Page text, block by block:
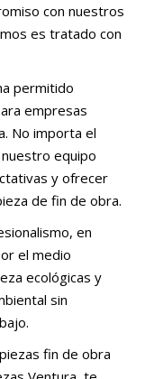
con nuestros
es tratado con
permitido
empresas
No importa el
equipo
y ofrecer
de fin de obra.
en
el medio
ecológicas y
sin
fin de obra